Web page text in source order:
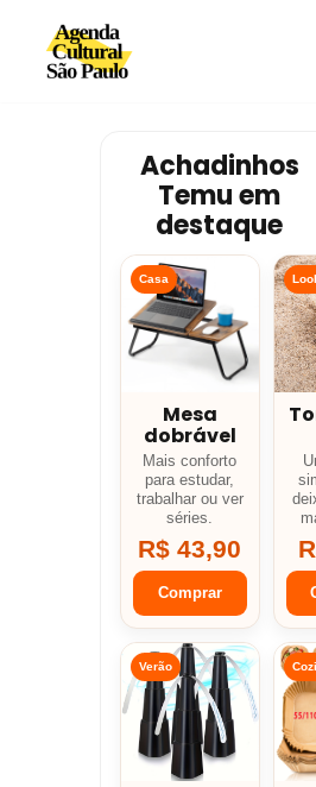
Avançar
Achadinhos
Temu em
destaque
Casa
Mesa
dobrável
Mais conforto
para estudar,
trabalhar ou ver
séries.
R$ 43,90
Comprar
Verão